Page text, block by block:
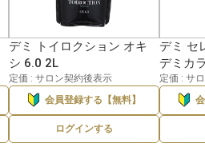
デミ トイロクション オキ
シ 6.0 2L
定価 : サロン契約後表示
会員登録する【無料】
ログインする
デミ セ
デミカ
定価 : サ